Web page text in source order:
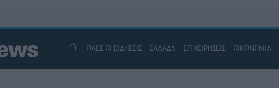
ΟΛΕΣ ΟΙ ΕΙΔΗΣΕΙΣ ΕΛΛΑΔΑ ΕΠΙΧΕΙΡΗΣΕΙΣ ΟΙΚΟΝΟΜΙΑ